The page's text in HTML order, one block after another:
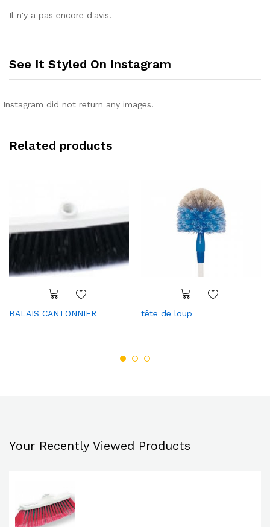
Il n'y a pas encore d'avis.
See It Styled On Instagram
Instagram did not return any images.
Related products
BALAIS CANTONNIER tête de loup
Your Recently Viewed Products